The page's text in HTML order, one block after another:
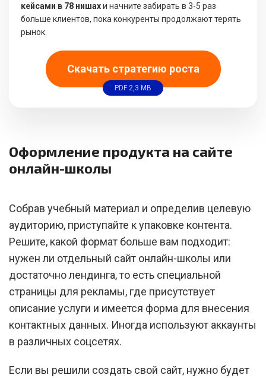
кейсами в 78 нишахи начните забирать в 3-5 раз
больше клиентов, пока конкуренты продолжают терять
рынок.
Скачать стратегию роста
PDF 2,3 MB
Оформление продукта на сайте
онлайн-школы
Собрав учебный материал и определив целевую
аудиторию, приступайте к упаковке контента.
Решите, какой формат больше вам подходит:
нужен ли отдельный сайт онлайн-школы или
достаточно лендинга, то есть специальной
страницы для рекламы, где присутствует
описание услуги и имеется форма для внесения
контактных данных. Иногда используют аккаунты
в различных соцсетях.
Если вы решили создать свой сайт, нужно будет